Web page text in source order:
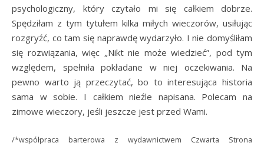
psychologiczny, który czytało mi się całkiem dobrze.
Spędziłam z tym tytułem kilka miłych wieczorów, usiłując
rozgryźć, co tam się naprawdę wydarzyło. I nie domyśliłam
się rozwiązania, więc „Nikt nie może wiedzieć”, pod tym
względem, spełniła pokładane w niej oczekiwania. Na
pewno warto ją przeczytać, bo to interesująca historia
sama w sobie. I całkiem nieźle napisana. Polecam na
zimowe wieczory, jeśli jeszcze jest przed Wami.
/*współpraca barterowa z wydawnictwem Czwarta Strona